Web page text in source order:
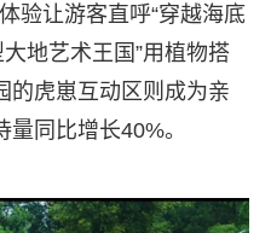
验让游客直呼“穿越海底
地艺术王国”用植物搭
的虎崽互动区则成为亲
同比增长40%。